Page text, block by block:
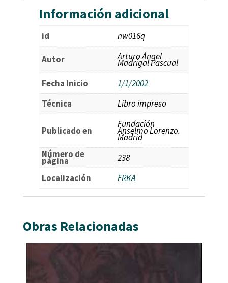
Información adicional
id nw016q
Autor Arturo Ángel
Madrigal Pascual
Fecha Inicio
1/1/2002
Técnica
Libro impreso
Publicado en
Fundación
Anselmo Lorenzo.
Madrid
Número de
página
238
Localización
FRKA
Obras Relacionadas